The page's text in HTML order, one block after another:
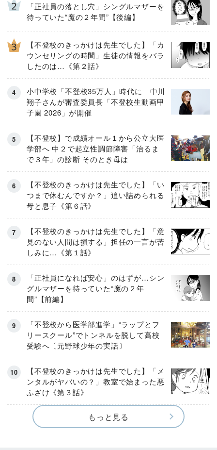
「正社員の落とし穴」シングルマザーを
待っていた“魔の２年間”【後編】
【不登校のきっかけは先生でした】「カ
ウンセリングの時間」生徒の情報をバラ
したのは…《第２話》
小中学校「不登校35万人」時代に 中川
翔子さんが審査委員長「不登校生動画甲
子園 2026」が開催
【不登校】で成績オール１から公立大医
学部へ 中２で起立性調節障害「治るま
で３年」の診断 そのとき母は
【不登校のきっかけは先生でした】「い
つまで休むんですか？」追い詰められる
母と息子《第６話》
【不登校のきっかけは先生でした】「意
見のない人間は損する」担任の一言が苦
しみに…《第１話》
「正社員になれば安心」のはずが…シン
グルマザーを待っていた“魔の２年
間”【前編】
「不登校から医学部進学」“ラップとフ
リースクール”でトンネルを脱して高校
受験へ〔元野球少年の実話〕
【不登校のきっかけは先生でした】「メ
ンタルがヤバいの？」教室で始まった悪
ふざけ《第３話》
もっと見る